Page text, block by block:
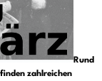
Rund
zahlreichen